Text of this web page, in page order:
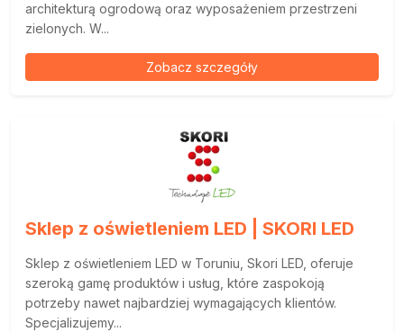
architekturą ogrodową oraz wyposażeniem przestrzeni
zielonych. W...
Zobacz szczegóły
Sklep z oświetleniem LED | SKORI LED
Sklep z oświetleniem LED w Toruniu, Skori LED, oferuje
szeroką gamę produktów i usług, które zaspokoją
potrzeby nawet najbardziej wymagających klientów.
Specjalizujemy...